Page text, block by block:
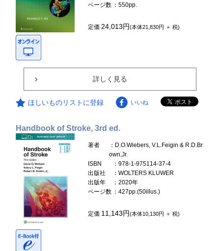
ページ数 ：550pp.
定価24,013円(本体21,830円 ＋ 税)
詳しく見る
ほしいものリストに登録 いいね
Handbook of Stroke, 3rd ed.
著者
：D.O.Wiebers, V.L.Feigin & R.D.Br
own,Jr.
ISBN
：978-1-975114-37-4
出版社
：WOLTERS KLUWER
出版年
：2020年
ページ数 ：427pp.(50illus.)
定価 11,143円(本体10,130円 ＋ 税)